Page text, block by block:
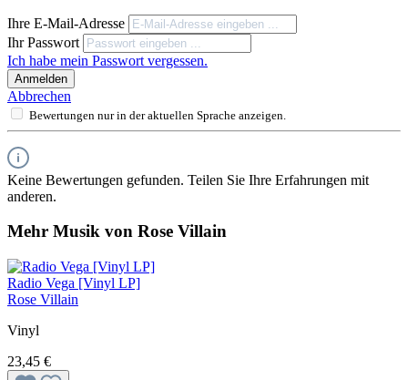
Ihre E-Mail-Adresse
Ihr Passwort
Ich habe mein Passwort vergessen.
Anmelden
Abbrechen
Bewertungen nur in der aktuellen Sprache anzeigen.
Keine Bewertungen gefunden. Teilen Sie Ihre Erfahrungen mit
anderen.
Mehr Musik von Rose Villain
Radio Vega [Vinyl LP]
Rose Villain
Vinyl
23,45 €